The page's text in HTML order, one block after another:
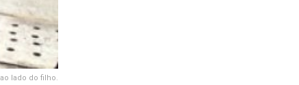
lado do filho.